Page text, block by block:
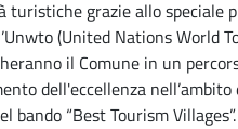
turistiche grazie allo speciale
(United Nations World
il Comune in un
dell'eccellenza
bando “Best Tourism Villages”.